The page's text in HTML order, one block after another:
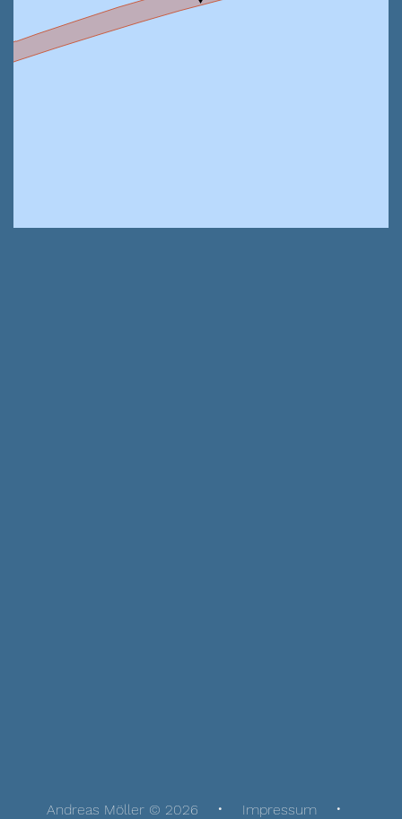
Andreas Möller © 2026 Impressum